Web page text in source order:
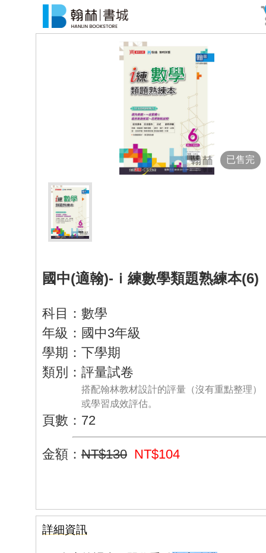
國中(適翰)-ｉ練數學類題熟練本(6)
科目：數學
年級：國中3年級
學期：下學期
類別：評量試卷
搭配翰林教材設計的評量（沒有重點整理）
或學習成效評估。
頁數：72
金額： NT$130 NT$104
詳細資訊